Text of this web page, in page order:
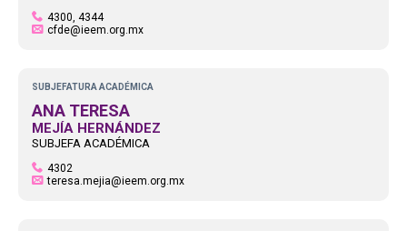
4300, 4344
cfde@ieem.org.mx
SUBJEFATURA ACADÉMICA
ANA TERESA
MEJÍA HERNÁNDEZ
SUBJEFA ACADÉMICA
4302
teresa.mejia@ieem.org.mx